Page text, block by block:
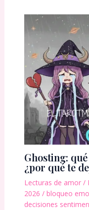
Ghosting:
¿por qué te
Lecturas de amor/
2026 / bloqueo
decisiones